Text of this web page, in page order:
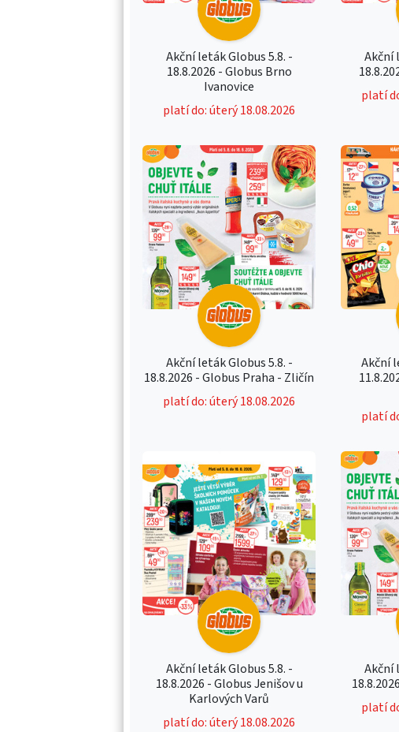
Akční leták Globus 5.8. -
18.8.2026 - Globus Brno
Ivanovice
platí do: úterý 18.08.2026
Akční
platí
Akční leták Globus 5.8. -
18.8.2026 - Globus Praha - Zličín
platí do: úterý 18.08.2026
Akční
platí
Akční leták Globus 5.8. -
18.8.2026 - Globus Jenišov u
Karlových Varů
platí do: úterý 18.08.2026
Akční
platí